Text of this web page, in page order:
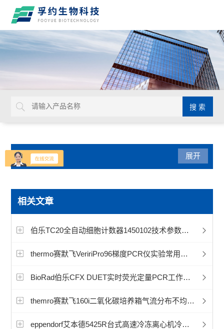
产品分类
赛默飞PowerFlex梯度PCR
赛默飞超微量分光光度计
洁净工作台
宏石实时荧光定量PCR
BioRad伯乐PTC Tempo梯度pcr
展开
相关文章
伯乐TC20全自动细胞计数器1450102技术参数说明
thermo赛默飞VeririPro96梯度PCR仪实验常用的染料有哪些？
BioRad伯乐CFX DUET实时荧光定量PCR工作中要远离哪些仪器？
themro赛默飞160i二氧化碳培养箱气流分布不均怎么处理
eppendorf艾本德5425R台式高速冷冻离心机冷凝水怎么排出？